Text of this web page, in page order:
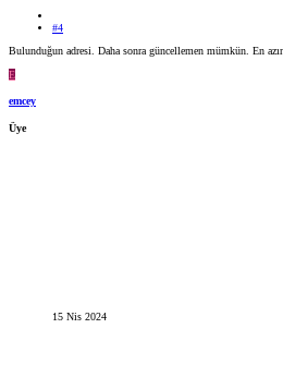
#4
Bulunduğun adresi. Daha sonra güncellemen mümkün. En
E
emcey
Üye
15 Nis 2024